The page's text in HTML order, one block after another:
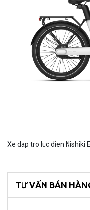
Xe dap tro luc dien Nishiki
TƯ VẤN BÁN